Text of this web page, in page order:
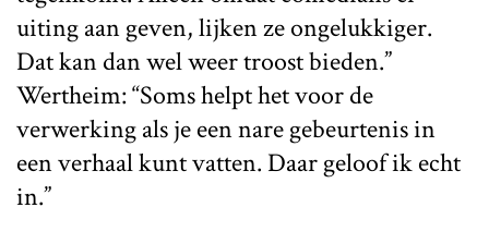
uiting aan geven, lijken ze ongelukkiger.
Dat kan dan wel weer troost bieden.”
Wertheim: “Soms helpt het voor de
verwerking als je een nare gebeurtenis in
een verhaal kunt vatten. Daar geloof ik echt
in.”